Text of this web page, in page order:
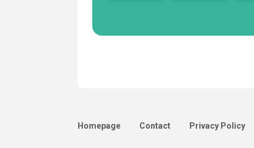
Homepage Contact Privacy Policy